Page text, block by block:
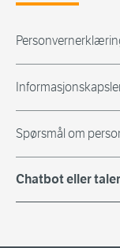
Spørsmål om
Chatbot eller